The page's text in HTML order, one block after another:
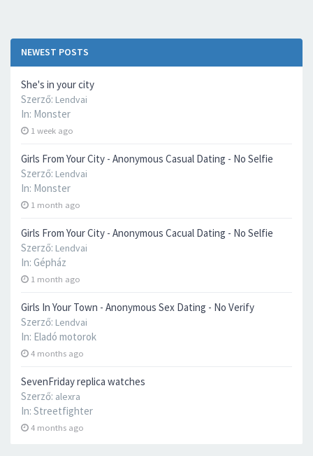
NEWEST POSTS
She's in your city
Szerző: Lendvai
In: Monster
1 week ago
Girls From Your City - Anonymous Casual Dating - No Selfie
Szerző: Lendvai
In: Monster
1 month ago
Girls From Your City - Anonymous Cacual Dating - No Selfie
Szerző: Lendvai
In: Gépház
1 month ago
Girls In Your Town - Anonymous Sex Dating - No Verify
Szerző: Lendvai
In: Eladó motorok
4 months ago
SevenFriday replica watches
Szerző: alexra
In: Streetfighter
4 months ago